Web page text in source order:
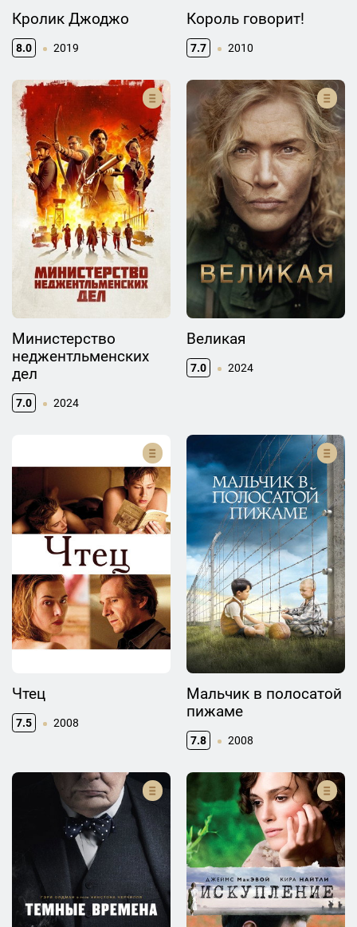
Кролик Джоджо
8.0 2019
Король говорит!
7.7 2010
Министерство
неджентльменских
дел
7.0 2024
Великая
7.0 2024
Чтец
7.5 2008
Мальчик в полосатой
пижаме
7.8 2008